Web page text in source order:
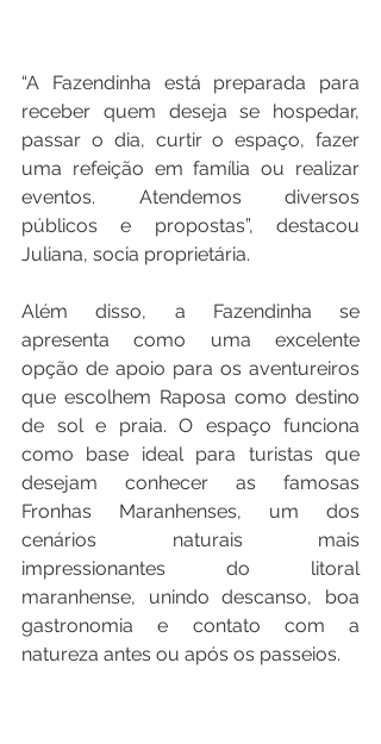
“A Fazendinha está preparada para
receber quem deseja se hospedar,
passar o dia, curtir o espaço, fazer
uma refeição em família ou realizar
eventos. Atendemos diversos
públicos e propostas”, destacou
Juliana, socia proprietária.
Além disso, a Fazendinha se
apresenta como uma excelente
opção de apoio para os aventureiros
que escolhem Raposa como destino
de sol e praia. O espaço funciona
como base ideal para turistas que
desejam conhecer as famosas
Fronhas Maranhenses, um dos
cenários naturais mais
impressionantes do litoral
maranhense, unindo descanso, boa
gastronomia e contato com a
natureza antes ou após os passeios.